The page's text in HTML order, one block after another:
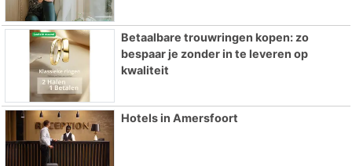
Betaalbare trouwringen kopen: zo
bespaar je zonder in te leveren op
kwaliteit
Hotels in Amersfoort